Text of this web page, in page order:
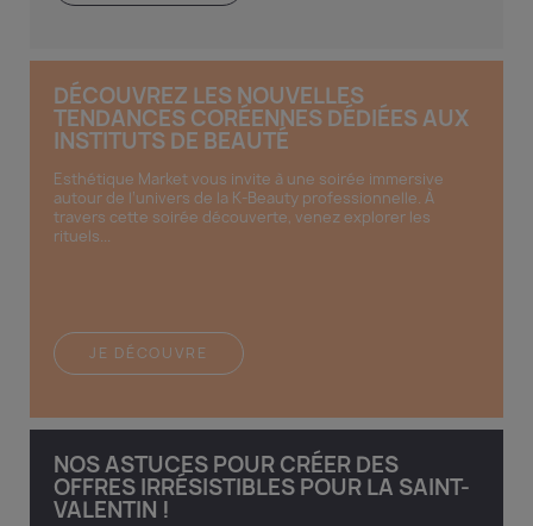
DÉCOUVREZ LES NOUVELLES
TENDANCES CORÉENNES DÉDIÉES AUX
INSTITUTS DE BEAUTÉ
Esthétique Market vous invite à une soirée immersive
autour de l’univers de la K-Beauty professionnelle. À
travers cette soirée découverte, venez explorer les
rituels...
JE DÉCOUVRE
NOS ASTUCES POUR CRÉER DES
OFFRES IRRÉSISTIBLES POUR LA SAINT-
VALENTIN !